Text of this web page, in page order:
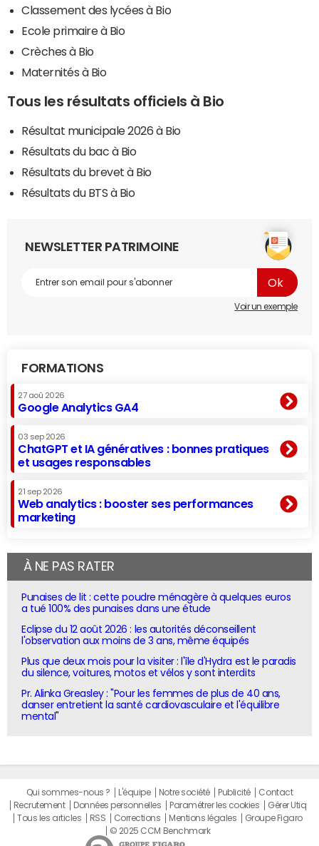
Classement des lycées à Bio
Ecole primaire à Bio
Crèches à Bio
Maternités à Bio
Tous les résultats officiels à Bio
Résultat municipale 2026 à Bio
Résultats du bac à Bio
Résultats du brevet à Bio
Résultats du BTS à Bio
NEWSLETTER PATRIMOINE
Voir un exemple
FORMATIONS
27 aoû 2026
Google Analytics GA4
03 sep 2026
ChatGPT et IA génératives : bonnes pratiques
et usages responsables
21 sep 2026
Web analytics : booster ses performances
marketing
À NE PAS RATER
Punaises de lit : cette poudre ménagère à quelques euros
a tué 100% des punaises dans une étude
Eclipse du 12 août 2026 : les autorités déconseillent
l'observation aux moins de 3 ans, même équipés
Plus que deux mois pour la visiter : l'île d'Hydra est le paradis
du silence, voitures, motos et vélos y sont interdits
Pr. Alinka Greasley : "Pour les femmes de plus de 40 ans,
danser entretient la santé cardiovasculaire et l'équilibre
mental"
Qui sommes-nous ? L'équipe Notre société Publicité
Contact
Recrutement
Données personnelles Paramétrer les cookies
Gérer Utiq
Tous les articles
RSS Corrections Mentions légales
Groupe Figaro
© 2025 CCM Benchmark